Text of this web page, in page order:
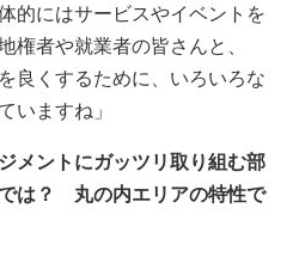
的にはサービスやイベントを
権者や就業者の皆さんと、
良くするために、いろいろな
いますね」
ントにガッツリ取り組む部
は？ 丸の内エリアの特性で